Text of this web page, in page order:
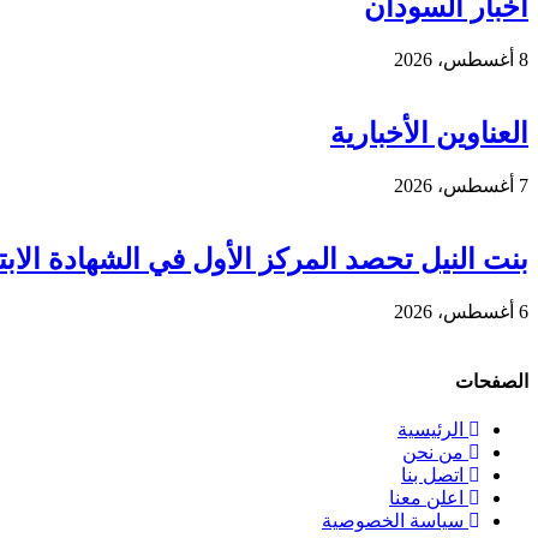
أخبار السودان
8 أغسطس، 2026
العناوين الأخبارية
7 أغسطس، 2026
بنت النيل تحصد المركز الأول في الشهادة
6 أغسطس، 2026
الصفحات
الرئيسية
من نحن
اتصل بنا
اعلن معنا
سياسة الخصوصية